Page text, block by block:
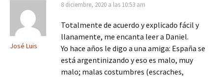
José Luis
8 diciembre, 2020 a las 10:53 am
Totalmente de acuerdo y explicado fácil y
llanamente, me encanta leer a Daniel.
Yo hace años le digo a una amiga: España se
está argentinizando y eso es malo, muy
malo; malas costumbres (escraches,